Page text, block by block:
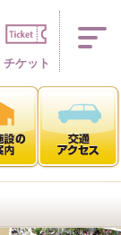
花の
チケット